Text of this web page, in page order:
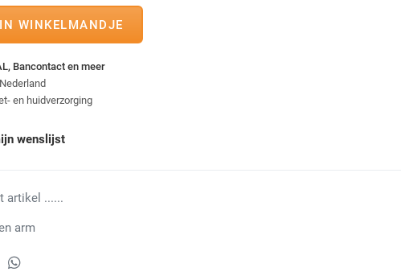
Bancontact en meer
en huidverzorging
wenslijst
artikel ......
arm